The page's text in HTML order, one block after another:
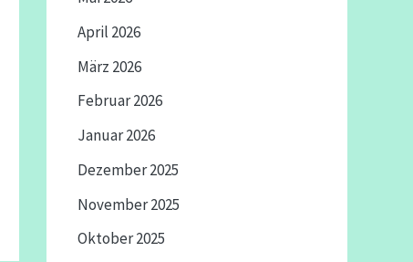
April 2026
März 2026
Februar 2026
Januar 2026
Dezember 2025
November 2025
Oktober 2025